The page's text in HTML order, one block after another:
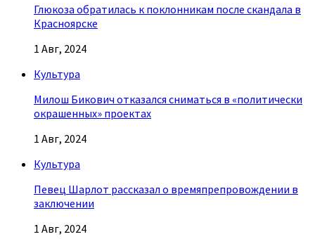
Глюкоза обратилась к поклонникам после скандала в
Красноярске
1 Авг, 2024
Культура
Милош Бикович отказался сниматься в «политически
окрашенных» проектах
1 Авг, 2024
Культура
Певец Шарлот рассказал о времяпрепровождении в
заключении
1 Авг, 2024